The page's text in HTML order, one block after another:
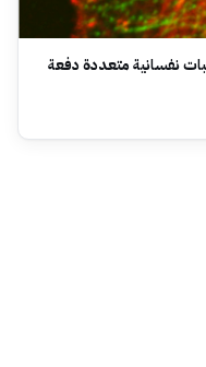
نفسانية متعددة دفعة